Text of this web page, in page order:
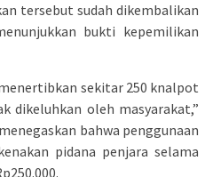
tersebut sudah dikembalikan
bukti kepemilikan
sekitar 250 knalpot
dikeluhkan oleh masyarakat,”
bahwa penggunaan
pidana penjara selama